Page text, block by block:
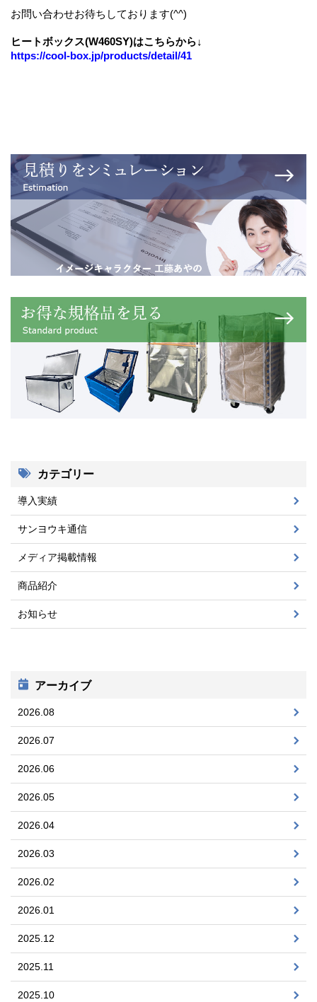
お問い合わせお待ちしております(^^)
ヒートボックス(W460SY)はこちらから↓
https://cool-box.jp/products/detail/41
カテゴリー
導入実績
サンヨウキ通信
メディア掲載情報
商品紹介
お知らせ
アーカイブ
2026.08
2026.07
2026.06
2026.05
2026.04
2026.03
2026.02
2026.01
2025.12
2025.11
2025.10